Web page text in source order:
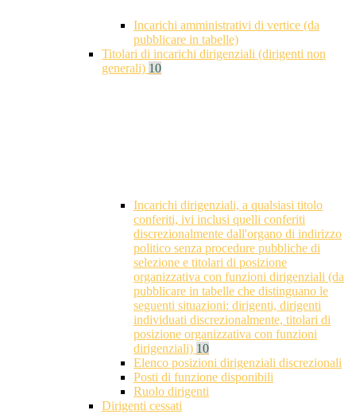
Incarichi amministrativi di vertice (da
pubblicare in tabelle)
Titolari di incarichi dirigenziali (dirigenti non
generali) 10
Incarichi dirigenziali, a qualsiasi titolo
conferiti, ivi inclusi quelli conferiti
discrezionalmente dall'organo di indirizzo
politico senza procedure pubbliche di
selezione e titolari di posizione
organizzativa con funzioni dirigenziali (da
pubblicare in tabelle che distinguano le
seguenti situazioni: dirigenti, dirigenti
individuati discrezionalmente, titolari di
posizione organizzativa con funzioni
dirigenziali) 10
Elenco posizioni dirigenziali discrezionali
Posti di funzione disponibili
Ruolo dirigenti
Dirigenti cessati